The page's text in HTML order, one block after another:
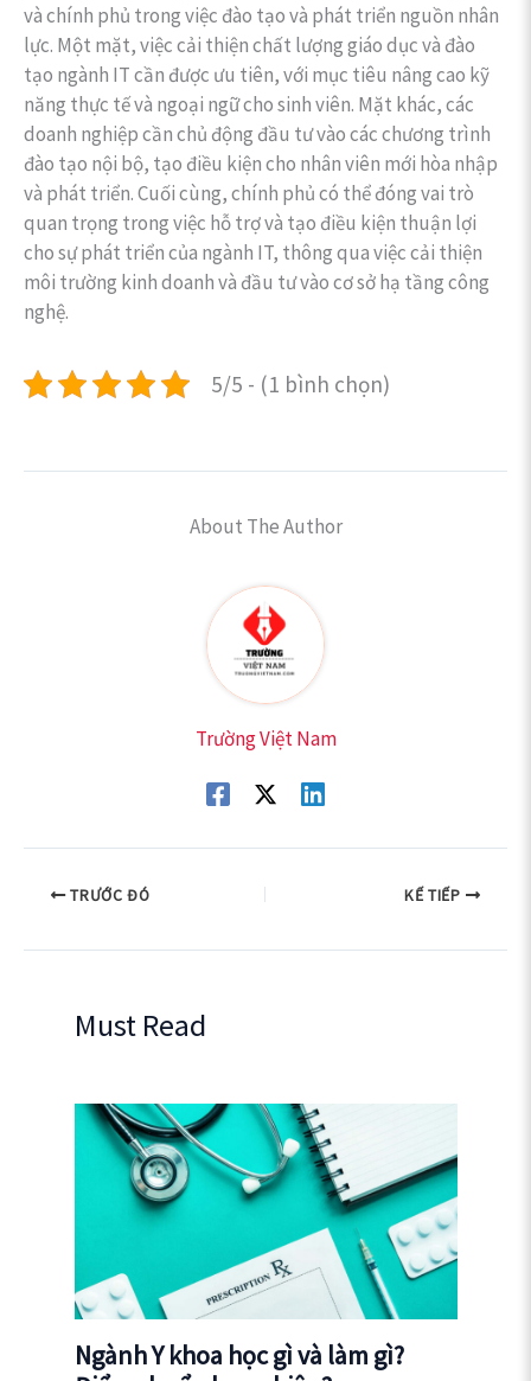
và chính phủ trong việc đào tạo và phát triển nguồn nhân
lực. Một mặt, việc cải thiện chất lượng giáo dục và đào
tạo ngành IT cần được ưu tiên, với mục tiêu nâng cao kỹ
năng thực tế và ngoại ngữ cho sinh viên. Mặt khác, các
doanh nghiệp cần chủ động đầu tư vào các chương trình
đào tạo nội bộ, tạo điều kiện cho nhân viên mới hòa nhập
và phát triển. Cuối cùng, chính phủ có thể đóng vai trò
quan trọng trong việc hỗ trợ và tạo điều kiện thuận lợi
cho sự phát triển của ngành IT, thông qua việc cải thiện
môi trường kinh doanh và đầu tư vào cơ sở hạ tầng công
nghệ.
5/5 - (1 bình chọn)
About The Author
Trường Việt Nam
TRƯỚC ĐÓ KẾ TIẾP
Must Read
Ngành Y khoa học gì và làm gì?